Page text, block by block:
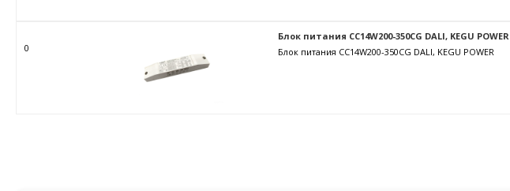
0
Блок питания CC14W200-350CG DALI, KEGU POWER
Блок питания CC14W200-350CG DALI, KEGU POWER